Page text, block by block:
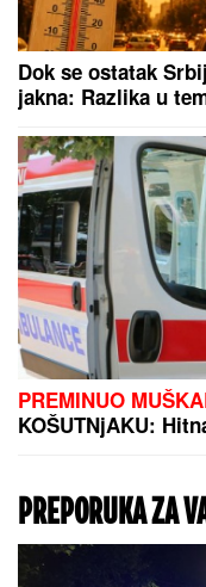
TRAJALO JE
ZGRADAMA:
sada
SKANDAL POSLE
Borinu porodicu,
eskalirale u